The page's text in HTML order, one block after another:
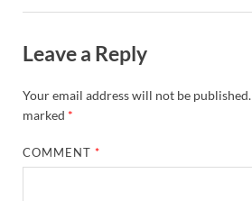
Leave a Reply
Your email address will not be published.
marked *
COMMENT*